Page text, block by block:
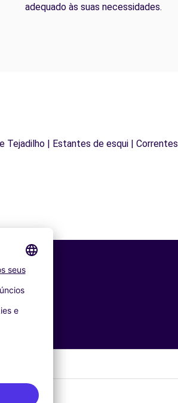
adequado às suas necessidades.
Tejadilho | Estantes de esqui | Correntes